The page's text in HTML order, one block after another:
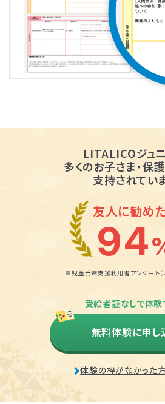
LITALICOジュ
多くのお子さま・保
支持されてい
友人に勧め
94
※児童発達支援利用者アンケート
受給者証なしで体験
無料体験に申し
体験の枠がなかった